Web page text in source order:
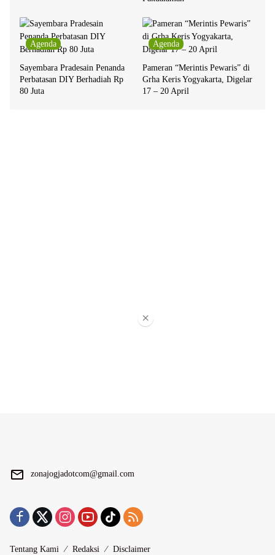
Agenda
Sayembara Pradesain Penanda
Perbatasan DIY Berhadiah Rp
80 Juta
Agenda
Pameran “Merintis Pewaris” di
Grha Keris Yogyakarta, Digelar
17 – 20 April
zonajogjadotcom@gmail.com
Tentang Kami Redaksi Disclaimer
×